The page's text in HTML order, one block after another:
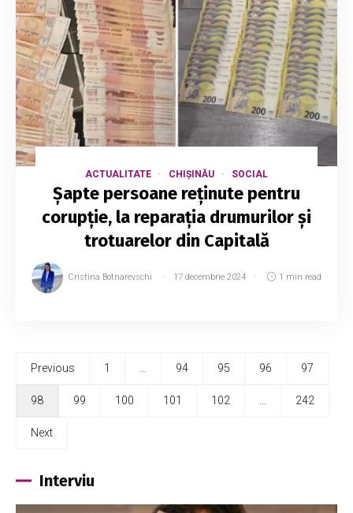
ACTUALITATE CHIȘINĂU SOCIAL
Șapte persoane reținute pentru
corupție, la reparația drumurilor și
trotuarelor din Capitală
Cristina Botnarevschi 17 decembrie 2024 1 min read
Previous 1 … 94 95 96 97
98 99 100 101 102 … 242
Next
Interviu